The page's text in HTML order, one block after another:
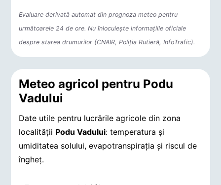
Evaluare derivată automat din prognoza meteo pentru
următoarele 24 de ore. Nu înlocuiește informațiile oficiale
despre starea drumurilor (CNAIR, Poliția Rutieră, InfoTrafic).
Meteo agricol pentru Podu
Vadului
Date utile pentru lucrările agricole din zona
localității Podu Vadului: temperatura și
umiditatea solului, evapotranspirația și riscul de
îngheț.